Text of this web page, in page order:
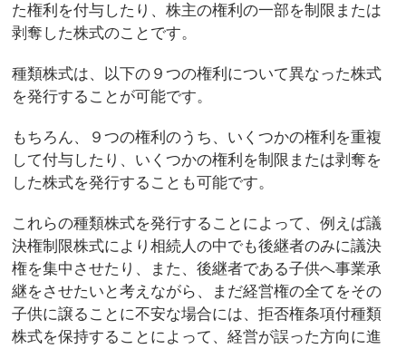
た権利を付与したり、株主の権利の一部を制限または
剥奪した株式のことです。
種類株式は、以下の９つの権利について異なった株式
を発行することが可能です。
もちろん、９つの権利のうち、いくつかの権利を重複
して付与したり、いくつかの権利を制限または剥奪を
した株式を発行することも可能です。
これらの種類株式を発行することによって、例えば議
決権制限株式により相続人の中でも後継者のみに議決
権を集中させたり、また、後継者である子供へ事業承
継をさせたいと考えながら、まだ経営権の全てをその
子供に譲ることに不安な場合には、拒否権条項付種類
株式を保持することによって、経営が誤った方向に進